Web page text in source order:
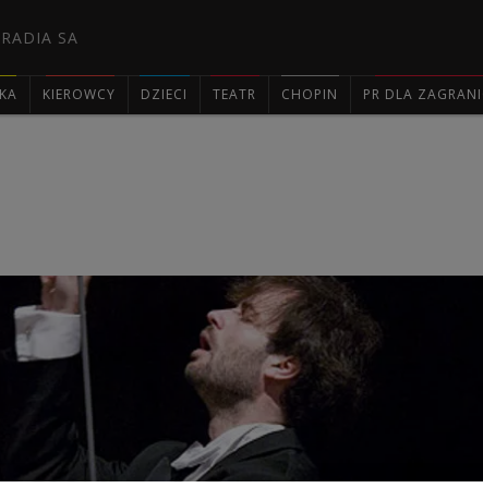
SA
KIEROWCY DZIECI TEATR CHOPIN PR DLA